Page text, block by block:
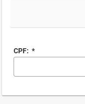
CPF: *